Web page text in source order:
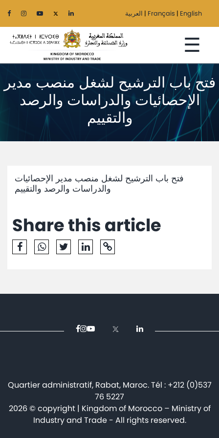
العربية | Français | English
☰
Home
Ministry
Regionalization
Mediaroom
Contact
فتح باب الترشيح لشغل منصب مدير
الإحصائيات والدراسات والرصد
والتقييم
فتح باب الترشيح لشغل منصب مدير الإحصائيات
والدراسات والرصد والتقييم
Share this article
Quartier administratif, Rabat, Maroc. Tél : +212 (0)537
76 5227
2026 © copyright | Kingdom of Morocco – Ministry of
Industry and Trade - All rights reserved.